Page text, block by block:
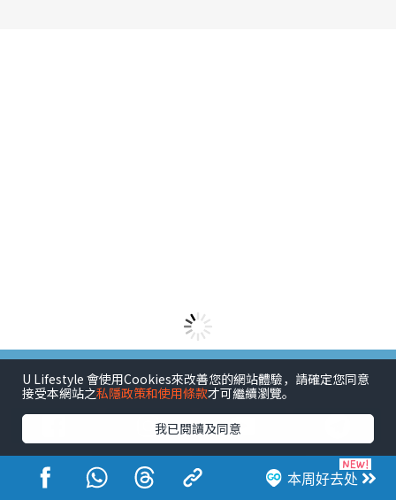
本周好去处
港玩港食港生活
U Lifestyle 會使用Cookies來改善您的網站體驗，請確定您同意
接受本網站之私隱政策和使用條款才可繼續瀏覽。
我已閱讀及同意